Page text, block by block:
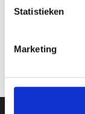
Statistieken
Marketing
€ 1.70